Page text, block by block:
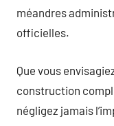
méandres
officielles.
Que vous
construction
négligez jamais